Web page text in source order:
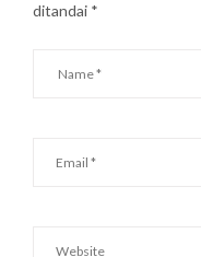
ditandai *